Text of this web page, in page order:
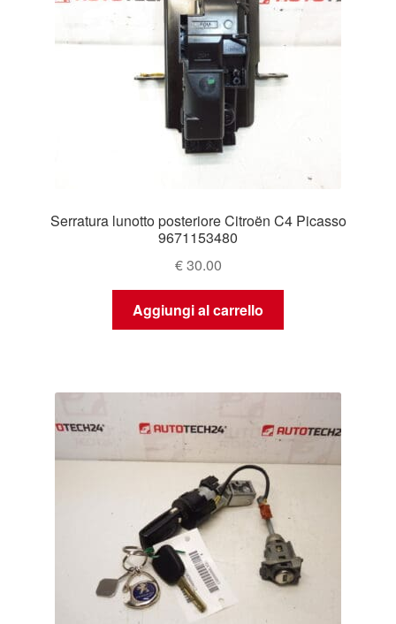
Serratura lunotto posteriore Citroën C4 Picasso
9671153480
€30.00
Aggiungi al carrello